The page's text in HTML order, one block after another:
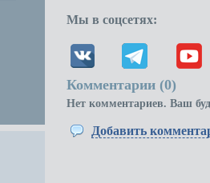
Мы в соцсетях:
Комментарии (0)
Нет комментариев. Ваш
Добавить